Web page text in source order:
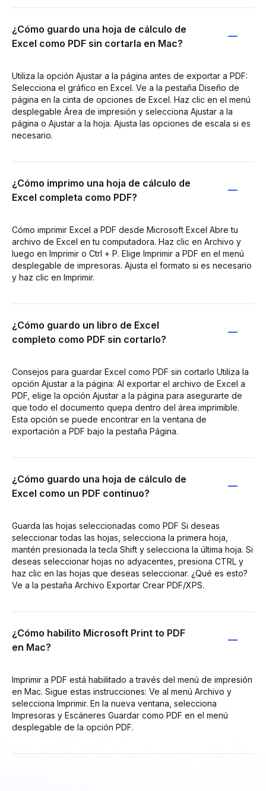
¿Cómo guardo una hoja de cálculo de
Excel como PDF sin cortarla en Mac?
Utiliza la opción Ajustar a la página antes de exportar a PDF:
Selecciona el gráfico en Excel. Ve a la pestaña Diseño de
página en la cinta de opciones de Excel. Haz clic en el menú
desplegable Área de impresión y selecciona Ajustar a la
página o Ajustar a la hoja. Ajusta las opciones de escala si es
necesario.
¿Cómo imprimo una hoja de cálculo de
Excel completa como PDF?
Cómo imprimir Excel a PDF desde Microsoft Excel Abre tu
archivo de Excel en tu computadora. Haz clic en Archivo y
luego en Imprimir o Ctrl + P. Elige Imprimir a PDF en el menú
desplegable de impresoras. Ajusta el formato si es necesario
y haz clic en Imprimir.
¿Cómo guardo un libro de Excel
completo como PDF sin cortarlo?
Consejos para guardar Excel como PDF sin cortarlo Utiliza la
opción Ajustar a la página: Al exportar el archivo de Excel a
PDF, elige la opción Ajustar a la página para asegurarte de
que todo el documento quepa dentro del área imprimible.
Esta opción se puede encontrar en la ventana de
exportación a PDF bajo la pestaña Página.
¿Cómo guardo una hoja de cálculo de
Excel como un PDF continuo?
Guarda las hojas seleccionadas como PDF Si deseas
seleccionar todas las hojas, selecciona la primera hoja,
mantén presionada la tecla Shift y selecciona la última hoja. Si
deseas seleccionar hojas no adyacentes, presiona CTRL y
haz clic en las hojas que deseas seleccionar. ¿Qué es esto?
Ve a la pestaña Archivo Exportar Crear PDF/XPS.
¿Cómo habilito Microsoft Print to PDF
en Mac?
Imprimir a PDF está habilitado a través del menú de impresión
en Mac. Sigue estas instrucciones: Ve al menú Archivo y
selecciona Imprimir. En la nueva ventana, selecciona
Impresoras y Escáneres Guardar como PDF en el menú
desplegable de la opción PDF.